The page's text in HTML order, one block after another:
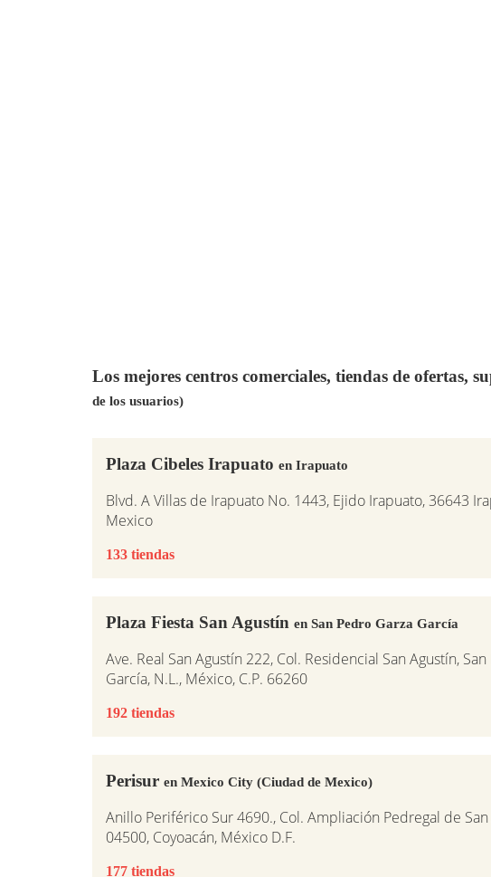
Los mejores centros comerciales, tiendas de ofertas,
de los usuarios)
Plaza Cibeles Irapuato en Irapuato
Blvd. A Villas de Irapuato No. 1443, Ejido Irapuato, 36643
Mexico
133 tiendas
Plaza Fiesta San Agustín en San Pedro Garza García
Ave. Real San Agustín 222, Col. Residencial San Agustín,
García, N.L., México, C.P. 66260
192 tiendas
Perisur en Mexico City (Ciudad de Mexico)
Anillo Periférico Sur 4690., Col. Ampliación Pedregal de San
04500, Coyoacán, México D.F.
177 tiendas